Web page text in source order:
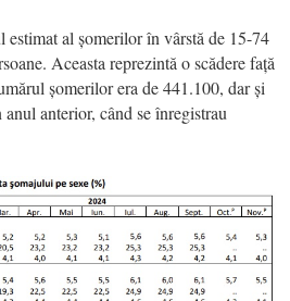
al șomerilor în vârstă de 15-74
Aceasta reprezintă o scădere față
șomerilor era de 441.100, dar și
anterior, când se înregistrau